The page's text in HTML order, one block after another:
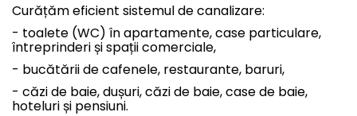
Curățăm eficient sistemul de canalizare:
- toalete (WC) în apartamente, case particulare,
întreprinderi și spații comerciale,
- bucătării de cafenele, restaurante, baruri,
- căzi de baie, dușuri, căzi de baie, case de baie,
hoteluri și pensiuni.